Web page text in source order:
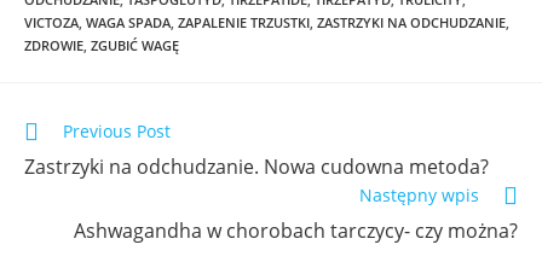
VICTOZA, WAGA SPADA, ZAPALENIE TRZUSTKI, ZASTRZYKI NA ODCHUDZANIE,
ZDROWIE, ZGUBIĆ WAGĘ
Previous Post
Zastrzyki na odchudzanie. Nowa cudowna metoda?
Następny wpis
Ashwagandha w chorobach tarczycy- czy można?